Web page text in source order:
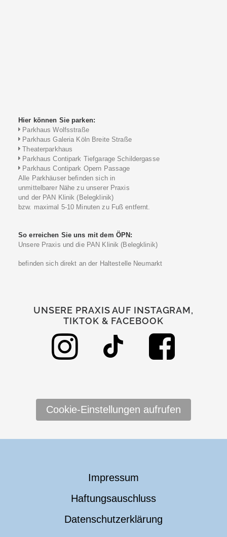
Hier können Sie parken:
Parkhaus Wolfsstraße
Parkhaus Galeria Köln Breite Straße
Theaterparkhaus
Parkhaus Contipark Tiefgarage Schildergasse
Parkhaus Contipark Opern Passage
Alle Parkhäuser befinden sich in
unmittelbarer Nähe zu unserer Praxis
und der PAN Klinik (Belegklinik)
bzw. maximal 5-10 Minuten zu Fuß entfernt.
So erreichen Sie uns mit dem ÖPN:
Unsere Praxis und die PAN Klinik (Belegklinik)
befinden sich direkt an der Haltestelle Neumarkt
UNSERE PRAXIS AUF INSTAGRAM,
TIKTOK & FACEBOOK
Cookie-Einstellungen aufrufen
Impressum
Haftungsauschluss
Datenschutzerklärung